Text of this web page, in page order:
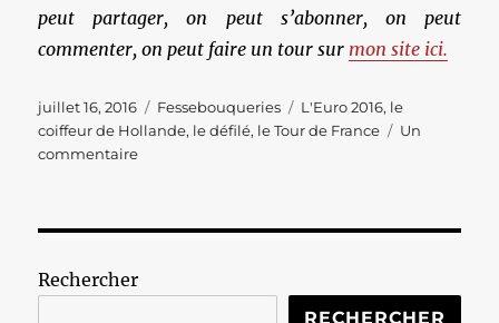
peut partager, on peut s’abonner, on peut
commenter, on peut faire un tour sur mon site ici.
Publié
le
juillet 16, 2016 Catégories
Fessebouqueries Étiquettes
L'Euro 2016, le
coiffeur de Hollande, le défilé, le Tour de France
Un
commentairesur
Rechercher
RECHERCHER